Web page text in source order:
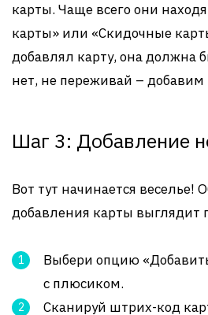
карты. Чаще всего они
карты» или «Скидочные
добавлял карту, она должна
нет, не переживай –
Шаг 3: Добавление
Вот тут начинается веселье!
добавления карты выглядит
Выбери опцию
с плюсиком.
Сканируй штрих-код